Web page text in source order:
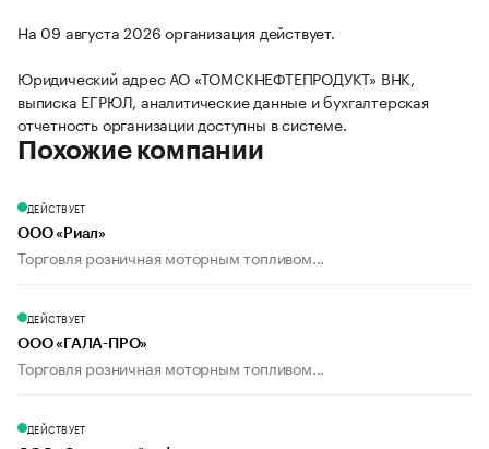
На 09 августа 2026 организация действует.
Юридический адрес АО «ТОМСКНЕФТЕПРОДУКТ» ВНК,
выписка ЕГРЮЛ, аналитические данные и бухгалтерская
отчетность организации доступны в системе.
Похожие компании
ДЕЙСТВУЕТ
ООО «Риал»
Торговля розничная моторным топливом...
ДЕЙСТВУЕТ
ООО «ГАЛА-ПРО»
Торговля розничная моторным топливом...
ДЕЙСТВУЕТ